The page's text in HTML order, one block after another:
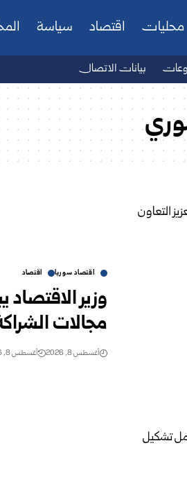
محليات اقتصاد سياسة
بيانات الاتصال
اقتصاد سوريا اقتصاد
وزير الاقتصاد
مجالات
أغسطس 8, 2026 أغسطس 8, 2026